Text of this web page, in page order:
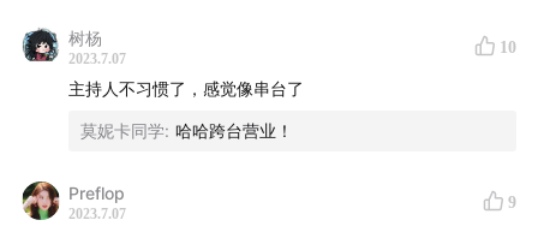
戴雨森，真格基金管理合伙人，清华大学2004级工业工程
系的校友。他曾在斯坦福大学管理科学与工程系就读。22
树杨
2023.7.07
10
主持人不习惯了，感觉像串台了
莫妮卡同学: 哈哈跨台营业！
Preflop
2023.7.07
9